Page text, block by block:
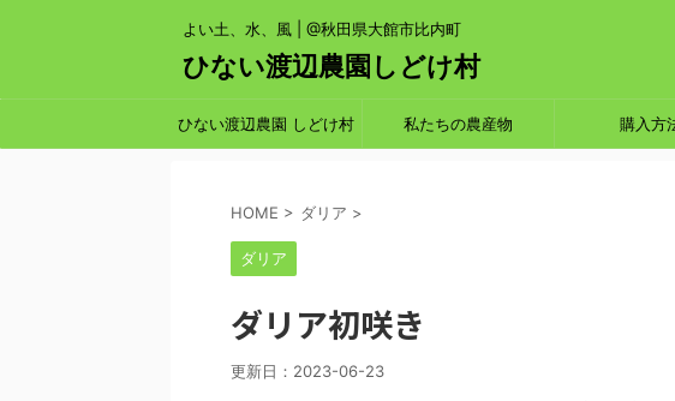
よい土、水、風 | @秋田県大館市比内町
ひない渡辺農園しどけ村
ひない渡辺農園 しどけ村 私たちの農産物 購入方
HOME > ダリア >
ダリア
ダリア初咲き
更新日： 2023-06-23